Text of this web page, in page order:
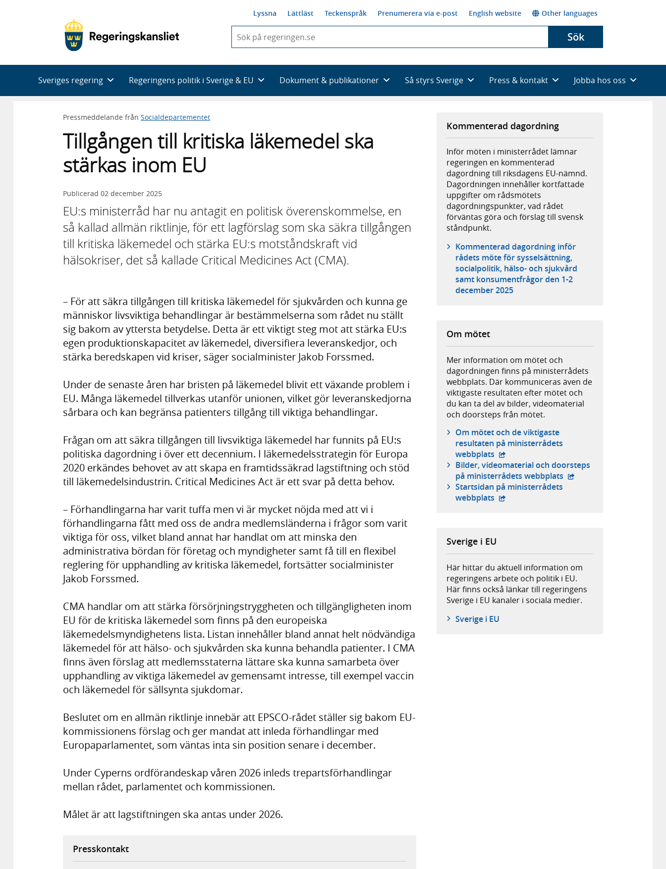
Lyssna Lättläst Teckenspråk Prenumerera via e-post English website Other languages
du
skriva
framträder
en
Sök
Sveriges regering Regeringens politik i Sverige & EU Dokument & publikationer Så styrs Sverige Press & kontakt Jobba hos oss
Pressmeddelande från Socialdepartementet
Tillgången till kritiska läkemedel ska
stärkas inom EU
Publicerad 02 december 2025
EU:s ministerråd har nu antagit en politisk överenskommelse, en
så kallad allmän riktlinje, för ett lagförslag som ska säkra tillgången
till kritiska läkemedel och stärka EU:s motståndskraft vid
hälsokriser, det så kallade Critical Medicines Act (CMA).
– För att säkra tillgången till kritiska läkemedel för sjukvården och kunna ge
människor livsviktiga behandlingar är bestämmelserna som rådet nu ställt
sig bakom av yttersta betydelse. Detta är ett viktigt steg mot att stärka EU:s
egen produktionskapacitet av läkemedel, diversifiera leveranskedjor, och
stärka beredskapen vid kriser, säger socialminister Jakob Forssmed.
Under de senaste åren har bristen på läkemedel blivit ett växande problem i
EU. Många läkemedel tillverkas utanför unionen, vilket gör leveranskedjorna
sårbara och kan begränsa patienters tillgång till viktiga behandlingar.
Frågan om att säkra tillgången till livsviktiga läkemedel har funnits på EU:s
politiska dagordning i över ett decennium. I läkemedelsstrategin för Europa
2020 erkändes behovet av att skapa en framtidssäkrad lagstiftning och stöd
till läkemedelsindustrin. Critical Medicines Act är ett svar på detta behov.
– Förhandlingarna har varit tuffa men vi är mycket nöjda med att vi i
förhandlingarna fått med oss de andra medlemsländerna i frågor som varit
viktiga för oss, vilket bland annat har handlat om att minska den
administrativa bördan för företag och myndigheter samt få till en flexibel
reglering för upphandling av kritiska läkemedel, fortsätter socialminister
Jakob Forssmed.
CMA handlar om att stärka försörjningstryggheten och tillgängligheten inom
EU för de kritiska läkemedel som finns på den europeiska
läkemedelsmyndighetens lista. Listan innehåller bland annat helt nödvändiga
läkemedel för att hälso- och sjukvården ska kunna behandla patienter. I CMA
finns även förslag att medlemsstaterna lättare ska kunna samarbeta över
upphandling av viktiga läkemedel av gemensamt intresse, till exempel vaccin
och läkemedel för sällsynta sjukdomar.
Beslutet om en allmän riktlinje innebär att EPSCO-rådet ställer sig bakom EU-
kommissionens förslag och ger mandat att inleda förhandlingar med
Europaparlamentet, som väntas inta sin position senare i december.
Under Cyperns ordförandeskap våren 2026 inleds trepartsförhandlingar
mellan rådet, parlamentet och kommissionen.
Målet är att lagstiftningen ska antas under 2026.
Presskontakt
Kommenterad dagordning
Inför möten i ministerrådet lämnar
regeringen en kommenterad
dagordning till riksdagens EU-nämnd.
Dagordningen innehåller kortfattade
uppgifter om rådsmötets
dagordningspunkter, vad rådet
förväntas göra och förslag till svensk
ståndpunkt.
Kommenterad dagordning inför
rådets möte för sysselsättning,
socialpolitik, hälso- och sjukvård
samt konsumentfrågor den 1-2
december 2025
Om mötet
Mer information om mötet och
dagordningen finns på ministerrådets
webbplats. Där kommuniceras även de
viktigaste resultaten efter mötet och
du kan ta del av bilder, videomaterial
och doorsteps från mötet.
Om mötet och de viktigaste
resultaten på ministerrådets
webbplats - extern webbplats,
Bilder, videomaterial och doorsteps
på ministerrådets webbplats - extern webbplats,
Startsidan på ministerrådets
webbplats - extern webbplats,
Sverige i EU
Här hittar du aktuell information om
regeringens arbete och politik i EU.
Här finns också länkar till regeringens
Sverige i EU kanaler i sociala medier.
Sverige i EU